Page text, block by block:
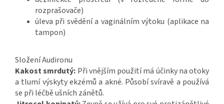
rozprašovače)
úleva při svědění a vaginálním výtoku (aplikace na
tampon)
Složení Audironu
Kakost smrdutý: Při vnějším použití má účinky na otoky
a tlumí výskyty ekzémů a akné. Působí svíravě a používá
se při léčbě ušních zánětů.